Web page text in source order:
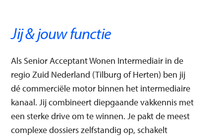
Jij & jouw functie
Als Senior Acceptant Wonen Intermediair in de
regio Zuid Nederland (Tilburg of Herten) ben jij
dé commerciële motor binnen het intermediaire
kanaal. Jij combineert diepgaande vakkennis met
een sterke drive om te winnen. Je pakt de meest
complexe dossiers zelfstandig op, schakelt